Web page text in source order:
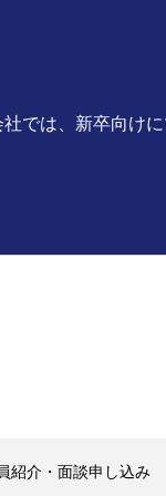
では、新卒向け
紹介・面談申し込み